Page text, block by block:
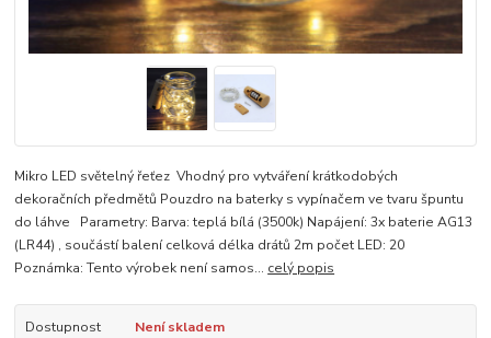
Mikro LED světelný řeťez Vhodný pro vytváření krátkodobých
dekoračních předmětů Pouzdro na baterky s vypínačem ve tvaru špuntu
do láhve Parametry: Barva: teplá bílá (3500k) Napájení: 3x baterie AG13
(LR44) , součástí balení celková délka drátů 2m počet LED: 20
Poznámka: Tento výrobek není samos... celý popis
Dostupnost Není skladem